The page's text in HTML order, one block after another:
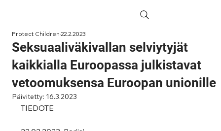
Seksuaaliväkivallan selviytyjät
kaikkialla Euroopassa julkistavat
vetoomuksensa Euroopan unionille
Protect Children22.2.2023
Päivitetty: 16.3.2023
TIEDOTE